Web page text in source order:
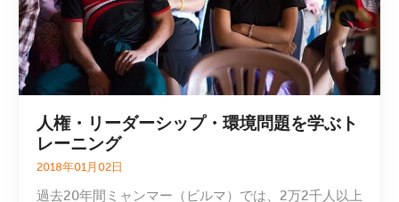
人権・リーダーシップ・環境問題を学ぶト
レーニング
2018年01月02日
過去20年間ミャンマー（ビルマ）では、2万2千人以上